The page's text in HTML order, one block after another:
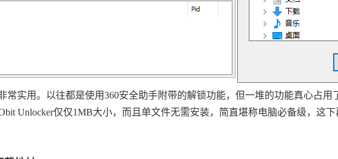
常实用。以往都是使用360安全助手附带的解锁功能，但一堆的功能真心占用
Unlocker仅仅1MB大小，而且单文件无需安装，简直堪称电脑必备级，这下